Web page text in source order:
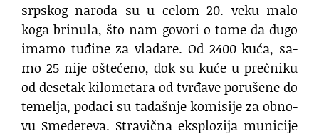
srpskog naroda su u celom 20. veku malo
koga brinula, što nam govori o tome da dugo
imamo tuđine za vladare. Od 2400 ku­ća, sa­
mo 25 ni­je ošte­će­no, dok su ku­će u preč­ni­ku
od de­se­tak ki­lo­me­ta­ra od tvr­đa­ve po­ru­še­ne do
temelja, po­da­ci su ta­da­šnje ko­mi­si­je za ob­no­
vu Sme­de­re­va. Stra­vič­na eks­plo­zi­ja muni­ci­je